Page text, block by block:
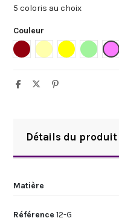
5 coloris au choix
Couleur
BordeauxIvoire Jaune Menthe
Détails du produit
Matière
Référence 12-G